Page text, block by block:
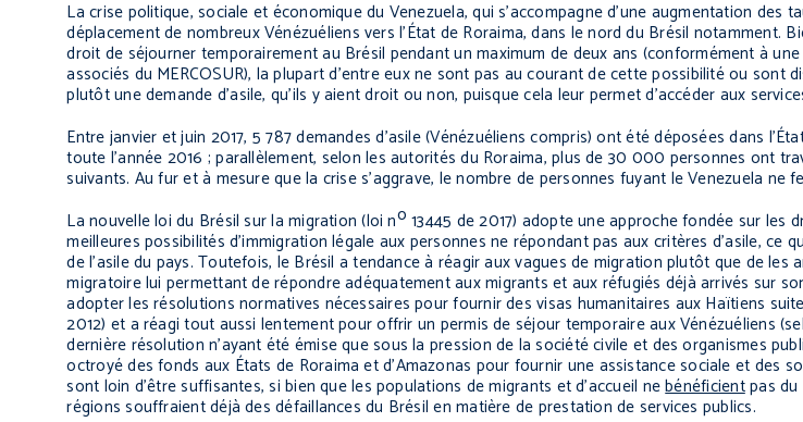
La crise politique, sociale et économique du Venezuela, qui s’accompagne d’une augmentation des
déplacement de nombreux Vénézuéliens vers l’État de Roraima, dans le nord du Brésil notamment.
droit de séjourner temporairement au Brésil pendant un maximum de deux ans (conformément à
associés du MERCOSUR), la plupart d’entre eux ne sont pas au courant de cette possibilité ou sont
plutôt une demande d’asile, qu’ils y aient droit ou non, puisque cela leur permet d’accéder aux
Entre janvier et juin 2017, 5 787 demandes d’asile (Vénézuéliens compris) ont été déposées dans
toute l’année 2016 ; parallèlement, selon les autorités du Roraima, plus de 30 000 personnes ont
suivants. Au fur et à mesure que la crise s’aggrave, le nombre de personnes fuyant le Venezuela ne
La nouvelle loi du Brésil sur la migration (loi no 13445 de 2017) adopte une approche fondée sur les
meilleures possibilités d’immigration légale aux personnes ne répondant pas aux critères d’asile, ce
de l’asile du pays. Toutefois, le Brésil a tendance à réagir aux vagues de migration plutôt que de les
migratoire lui permettant de répondre adéquatement aux migrants et aux réfugiés déjà arrivés sur
adopter les résolutions normatives nécessaires pour fournir des visas humanitaires aux Haïtiens
2012) et a réagi tout aussi lentement pour offrir un permis de séjour temporaire aux Vénézuéliens
dernière résolution n’ayant été émise que sous la pression de la société civile et des organismes
octroyé des fonds aux États de Roraima et d’Amazonas pour fournir une assistance sociale et des
sont loin d’être suffisantes, si bien que les populations de migrants et d’accueil nebénéficientpas du
régions souffraient déjà des défaillances du Brésil en matière de prestation de services publics.